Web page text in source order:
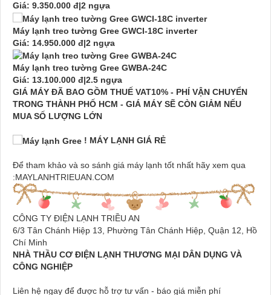
Giá: 9.350.000 đ|2 ngựa
Máy lạnh treo tường Gree GWCI-18C inverter
Giá: 14.950.000 đ|2 ngựa
Máy lạnh treo tường Gree GWBA-24C
Giá: 13.100.000 đ|2.5 ngựa
GIÁ MÁY ĐÃ BAO GỒM THUẾ VAT10% - PHÍ VẬN CHUYỂN
TRONG THÀNH PHỐ HCM - GIÁ MÁY SẼ CÒN GIẢM NẾU
MUA SỐ LƯỢNG LỚN
! MÁY LẠNH GIÁ RẺ
Để tham khảo và so sánh giá máy lạnh tốt nhất hãy xem qua
:MAYLANHTRIEUAN.COM
CÔNG TY ĐIỆN LẠNH TRIỀU AN
6/3 Tân Chánh Hiệp 13, Phường Tân Chánh Hiệp, Quận 12, Hồ
Chí Minh
NHÀ THẦU CƠ ĐIỆN LẠNH THƯƠNG MẠI DÂN DỤNG VÀ
CÔNG NGHIỆP
Liên hệ ngay để được hỗ trợ tư vấn - báo giá miễn phí